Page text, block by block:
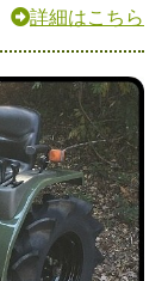
詳細はこちら